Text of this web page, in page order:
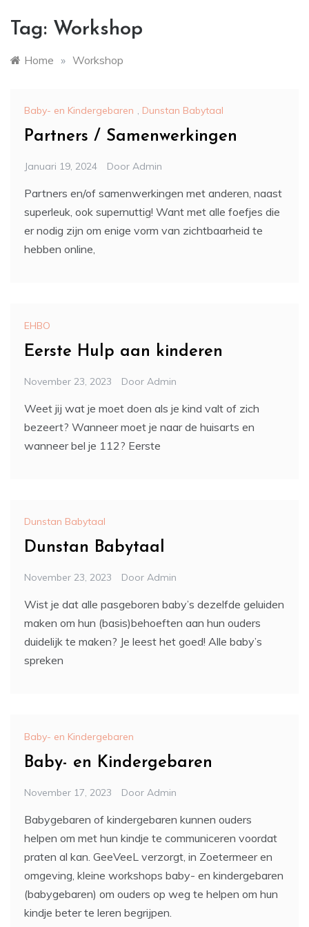
Tag: Workshop
Home » Workshop
Baby- en Kindergebaren , Dunstan Babytaal
Partners / Samenwerkingen
Januari 19, 2024 Door Admin
Partners en/of samenwerkingen met anderen, naast
superleuk, ook supernuttig! Want met alle foefjes die
er nodig zijn om enige vorm van zichtbaarheid te
hebben online,
EHBO
Eerste Hulp aan kinderen
November 23, 2023 Door Admin
Weet jij wat je moet doen als je kind valt of zich
bezeert? Wanneer moet je naar de huisarts en
wanneer bel je 112? Eerste
Dunstan Babytaal
Dunstan Babytaal
November 23, 2023 Door Admin
Wist je dat alle pasgeboren baby’s dezelfde geluiden
maken om hun (basis)behoeften aan hun ouders
duidelijk te maken? Je leest het goed! Alle baby’s
spreken
Baby- en Kindergebaren
Baby- en Kindergebaren
November 17, 2023 Door Admin
Babygebaren of kindergebaren kunnen ouders
helpen om met hun kindje te communiceren voordat
praten al kan. GeeVeeL verzorgt, in Zoetermeer en
omgeving, kleine workshops baby- en kindergebaren
(babygebaren) om ouders op weg te helpen om hun
kindje beter te leren begrijpen.